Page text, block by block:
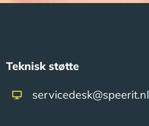
Teknisk støtte
servicedesk@speerit.nl